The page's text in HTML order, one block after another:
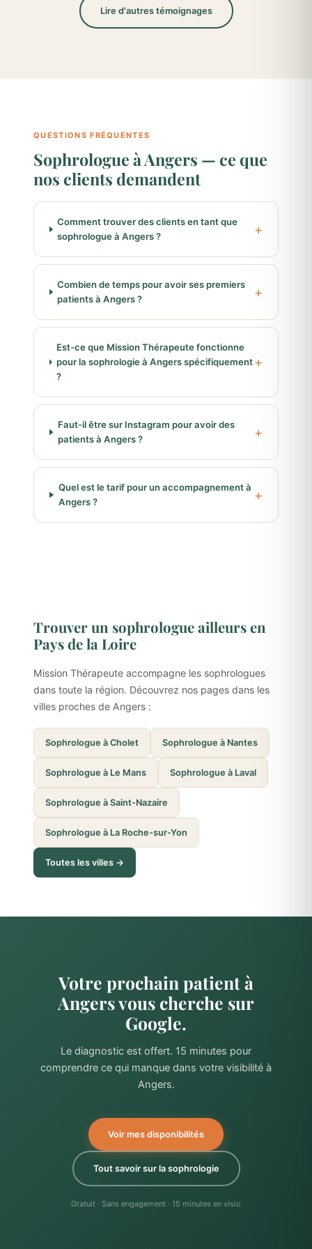
Lire d'autres témoignages
QUESTIONS FRÉQUENTES
Sophrologue à Angers — ce que
nos clients demandent
Comment trouver des clients en tant que
sophrologue à Angers ?
Combien de temps pour avoir ses premiers
patients à Angers ?
Est-ce que Mission Thérapeute fonctionne
pour la sophrologie à Angers spécifiquement
?
Faut-il être sur Instagram pour avoir des
patients à Angers ?
Quel est le tarif pour un accompagnement à
Angers ?
Trouver un sophrologue ailleurs en
Pays de la Loire
Mission Thérapeute accompagne les sophrologues
dans toute la région. Découvrez nos pages dans les
villes proches de Angers :
Sophrologue à Cholet Sophrologue à Nantes
Sophrologue à Le Mans Sophrologue à Laval
Sophrologue à Saint-Nazaire
Sophrologue à La Roche-sur-Yon
Toutes les villes →
Votre prochain patient à
Angers vous cherche sur
Google.
Le diagnostic est offert. 15 minutes pour
comprendre ce qui manque dans votre visibilité à
Angers.
Voir mes disponibilités
Tout savoir sur la sophrologie
Gratuit · Sans engagement · 15 minutes en visio